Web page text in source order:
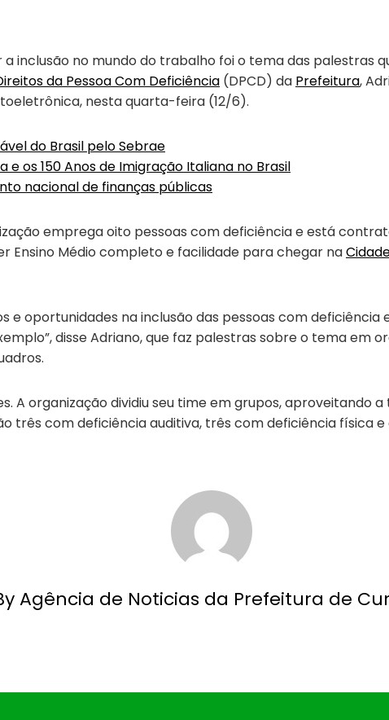
inclusão no mundo do trabalho foi o tema das palestras
da Pessoa Com Deficiência (DPCD) da Prefeitura,
nesta quarta-feira (12/6).
do Brasil pelo Sebrae
os 150 Anos de Imigração Italiana no Brasil
nacional de finanças públicas
emprega oito pessoas com deficiência e está
Ensino Médio completo e facilidade para chegar na
e oportunidades na inclusão das pessoas com
disse Adriano, que faz palestras sobre o tema em
A organização dividiu seu time em grupos, aproveitando
três com deficiência auditiva, três com deficiência física e
Agência de Noticias da Prefeitura de